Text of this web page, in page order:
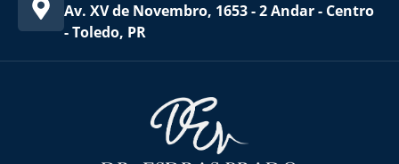
Av. XV de Novembro, 1653 - 2 Andar - Centro
- Toledo, PR